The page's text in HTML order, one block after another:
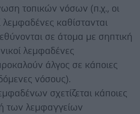
τοπικών νόσων (π.χ., οι
λεμφαδένες καθίστανται
σε άτομα με σηπτική
λεμφαδένες
άλγος σε κάποιες
νόσους).
σχετίζεται κάποιες
των λεμφαγγείων